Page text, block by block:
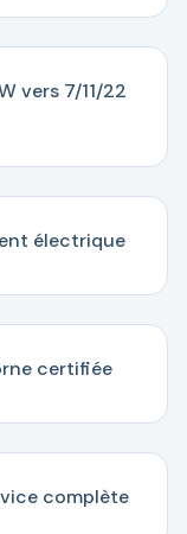
vers 7/11/22
électrique
certifiée
complète